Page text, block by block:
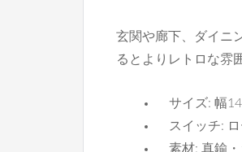
玄関や廊下、ダイニ
るとよりレトロな雰
サイズ: 幅
スイッチ:
素材: 真鍮・